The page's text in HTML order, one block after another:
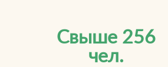
Свыше 256
чел.